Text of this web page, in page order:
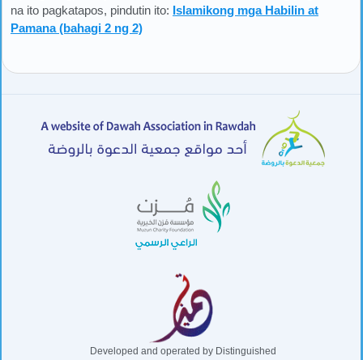
na ito pagkatapos, pindutin ito: Islamikong mga Habilin at
Pamana (bahagi 2 ng 2)
Developed and operated by Distinguished